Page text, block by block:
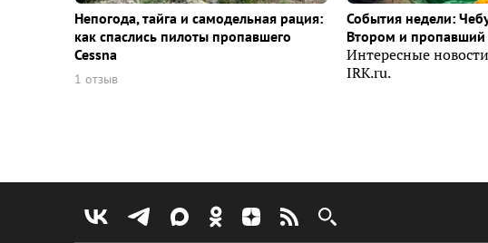
Непогода, тайга и самодельная рация:
как спаслись пилоты пропавшего
Cessna
1 отзыв
События недели:
Втором и пропавший
Интересные
IRK.ru.